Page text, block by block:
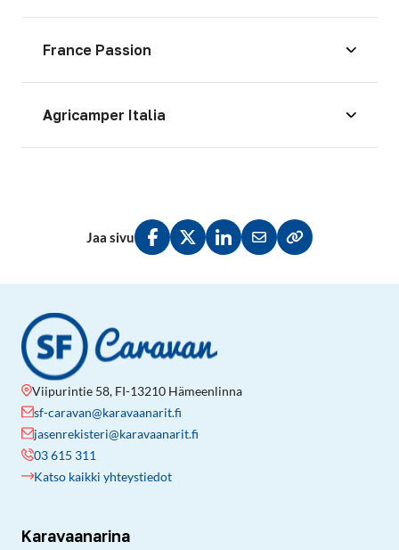
France Passion
Agricamper Italia
Jaa sivu
Jaa Facebookissa
Jaa Twitterissä
Jaa LinkedInissä
Jaa sähköpostitse
Kopioi linkki
Viipurintie 58, FI-13210 Hämeenlinna
sf-caravan@karavaanarit.fi
jasenrekisteri@karavaanarit.fi
03 615 311
Katso kaikki yhteystiedot
Karavaanarina